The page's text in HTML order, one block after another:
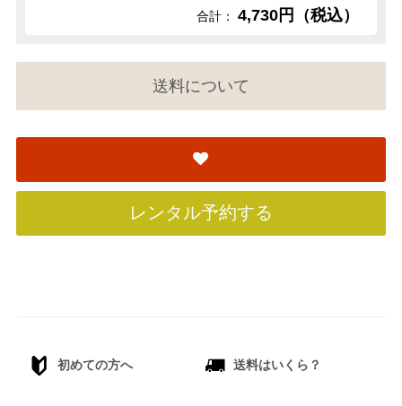
合計： 4,730円（税込）
送料について
レンタル予約する
初めての方へ 送料はいくら？